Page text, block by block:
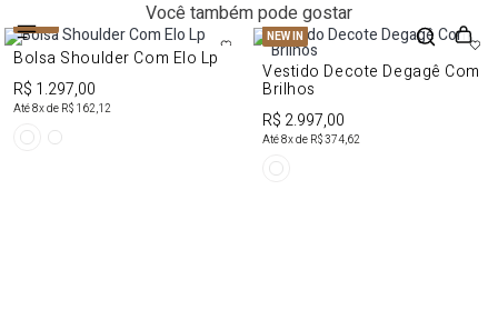
Você também pode gostar
NEW IN
Bolsa Shoulder Com Elo Lp
R$ 1.297,00
Até8x de R$ 162,12
NEW IN
Vestido Decote Degagê Com
Brilhos
R$ 2.997,00
Até8x de R$ 374,62